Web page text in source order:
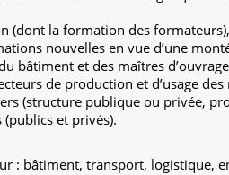
(dont la formation des
nouvelles en vue d’une
bâtiment et des maîtres
de production et d’usage
(structure publique ou privée,
et privés).
: bâtiment, transport, logistique,